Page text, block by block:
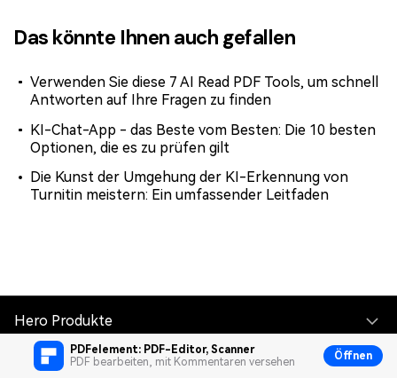
PDFelement: PDF-Editor, Scanner
PDF bearbeiten, mit Kommentaren versehen
Öffnen
Das könnte Ihnen auch gefallen
Verwenden Sie diese 7 AI Read PDF Tools, um schnell
Antworten auf Ihre Fragen zu finden
KI-Chat-App - das Beste vom Besten: Die 10 besten
Optionen, die es zu prüfen gilt
Die Kunst der Umgehung der KI-Erkennung von
Turnitin meistern: Ein umfassender Leitfaden
Hero Produkte
Wondershare